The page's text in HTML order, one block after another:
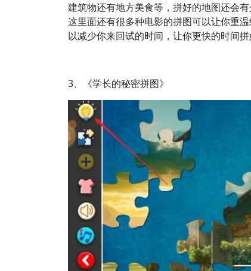
建筑物还有地方美食等，拼好的地图还会
这里面还有很多种电影的拼图可以让你重
以减少你来回试的时间，让你更快的时间
3、《学长的秘密拼图》